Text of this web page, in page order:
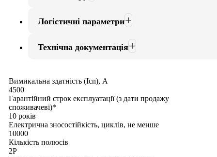
Логістичні параметри
Технічна документація
Вимикальна здатність (Icn), А
4500
Гарантійний строк експлуатації (з дати продажу
споживачеві)*
10 років
Електрична зносостійкість, циклів, не менше
10000
Кількість полюсів
2Р